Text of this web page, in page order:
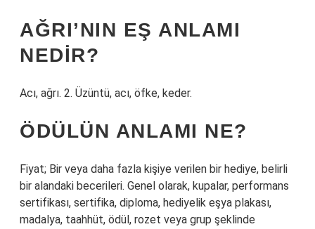
AĞRI’NIN EŞ ANLAMI
NEDIR?
Acı, ağrı. 2. Üzüntü, acı, öfke, keder.
ÖDÜLÜN ANLAMI NE?
Fiyat; Bir veya daha fazla kişiye verilen bir hediye, belirli
bir alandaki becerileri. Genel olarak, kupalar, performans
sertifikası, sertifika, diploma, hediyelik eşya plakası,
madalya, taahhüt, ödül, rozet veya grup şeklinde